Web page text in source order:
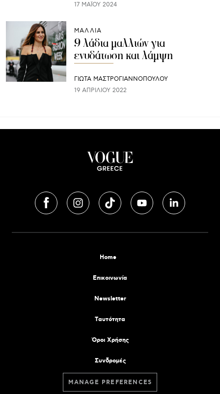
17 ΜΑΪ́ΟΥ 2024
ΜΑΛΛΙΑ
9 λάδια μαλλιών για
ενυδάτωση και λάμψη
ΓΙΩΤΑ ΜΑΣΤΡΟΓΙΑΝΝΟΠΟΥΛΟΥ
19 ΑΠΡΙΛΊΟΥ 2022
Home
Επικοινωνία
Newsletter
Tαυτότητα
Όροι Χρήσης
Συνδρομές
MANAGE PREFERENCES